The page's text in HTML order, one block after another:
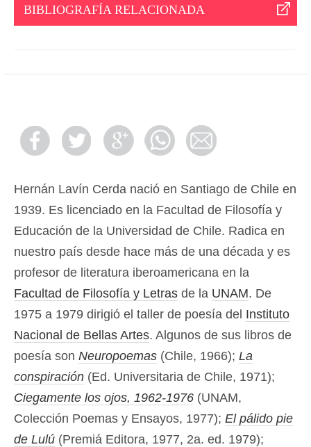
BIBLIOGRAFÍA RELACIONADA
Hernán Lavín Cerda nació en Santiago de Chile en
1939. Es licenciado en la Facultad de Filosofía y
Educación de la Universidad de Chile. Radica en
nuestro país desde hace más de una década y es
profesor de literatura iberoamericana en la
Facultad de Filosofía y Letras de la UNAM. De
1975 a 1979 dirigió el taller de poesía del Instituto
Nacional de Bellas Artes. Algunos de sus libros de
poesía son Neuropoemas (Chile, 1966); La
conspiración (Ed. Universitaria de Chile, 1971);
Ciegamente los ojos, 1962-1976 (UNAM,
Colección Poemas y Ensayos, 1977); El pálido pie
de Lulú (Premiá Editora, 1977, 2a. ed. 1979);